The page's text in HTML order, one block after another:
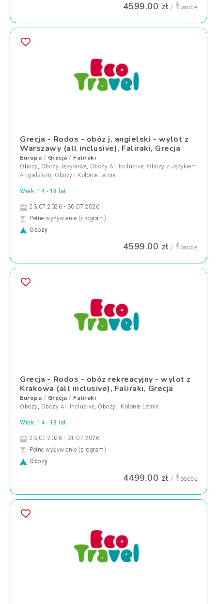
4599.00 zł / osobę
Grecja - Rodos - obóz j. angielski - wylot z
Warszawy (all inclusive), Faliraki, Grecja
Europa / Grecja / Faliraki
Obozy, Obozy Językowe, Obozy All Inclusive, Obozy z Językiem
Angielskim, Obozy i Kolonie Letnie
Wiek: 14 - 18 lat
23.07.2026 - 30.07.2026
Pełne wyżywienie (program)
Obozy
4599.00 zł / osobę
Grecja - Rodos - obóz rekreacyjny - wylot z
Krakowa (all inclusive), Faliraki, Grecja
Europa / Grecja / Faliraki
Obozy, Obozy All Inclusive, Obozy i Kolonie Letnie
Wiek: 14 - 18 lat
23.07.2026 - 31.07.2026
Pełne wyżywienie (program)
Obozy
4499.00 zł / osobę